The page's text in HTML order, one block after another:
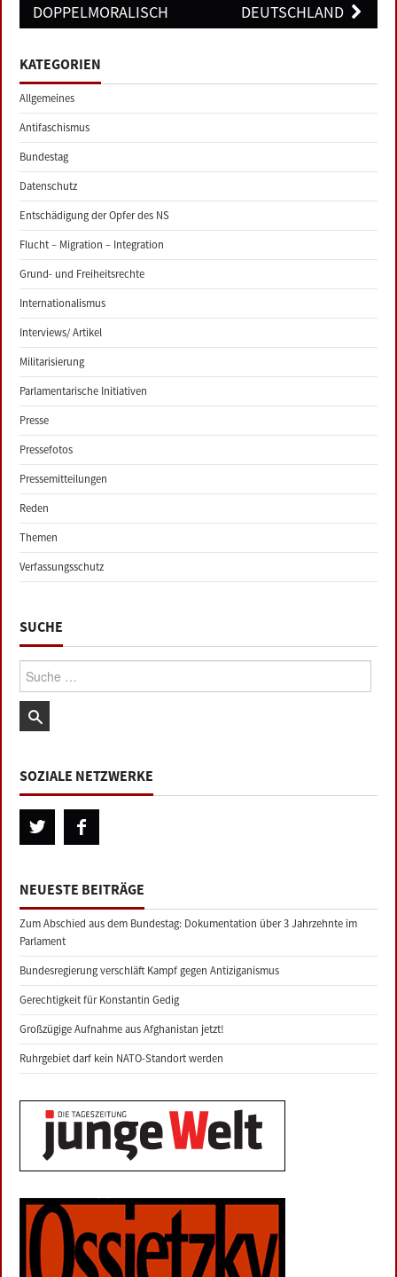
DOPPELMORALISCH
DEUTSCHLAND
KATEGORIEN
Allgemeines
Antifaschismus
Bundestag
Datenschutz
Entschädigung der Opfer des NS
Flucht – Migration – Integration
Grund- und Freiheitsrechte
Internationalismus
Interviews/ Artikel
Militarisierung
Parlamentarische Initiativen
Presse
Pressefotos
Pressemitteilungen
Reden
Themen
Verfassungsschutz
SUCHE
Suche:
SOZIALE NETZWERKE
NEUESTE BEITRÄGE
Zum Abschied aus dem Bundestag: Dokumentation über 3 Jahrzehnte im
Parlament
Bundesregierung verschläft Kampf gegen Antiziganismus
Gerechtigkeit für Konstantin Gedig
Großzügige Aufnahme aus Afghanistan jetzt!
Ruhrgebiet darf kein NATO-Standort werden